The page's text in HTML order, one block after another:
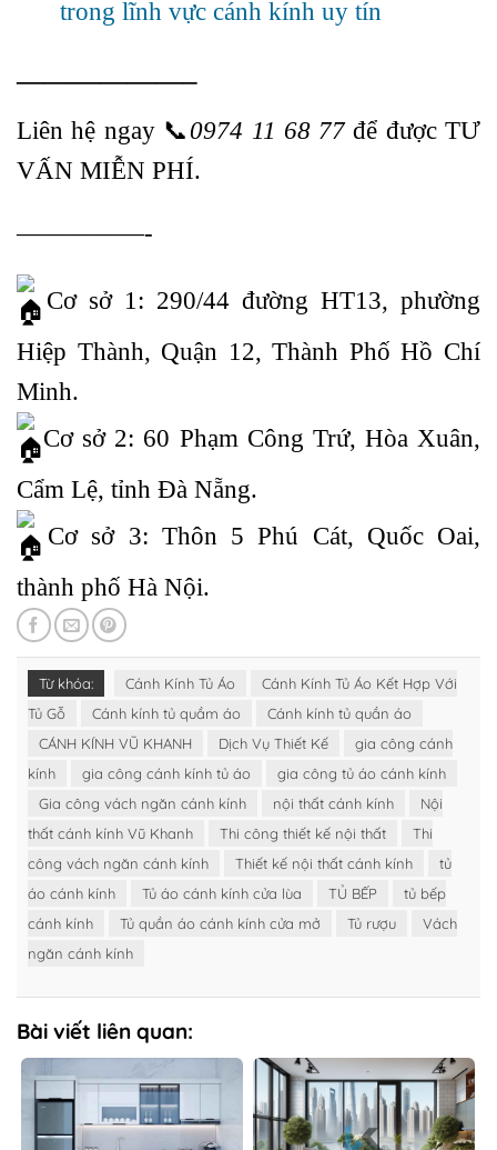
trong lĩnh vực cánh kính uy tín
——————–
Liên hệ ngay 📞0974 11 68 77để được TƯ
VẤN MIỄN PHÍ.
—————-
Cơ sở 1: 290/44 đường HT13, phường
Hiệp Thành, Quận 12, Thành Phố Hồ Chí
Minh.
Cơ sở 2: 60 Phạm Công Trứ, Hòa Xuân,
Cẩm Lệ, tỉnh Đà Nẵng.
Cơ sở 3: Thôn 5 Phú Cát, Quốc Oai,
thành phố Hà Nội.
Từ khóa: Cánh Kính Tủ Áo
Cánh Kính Tủ Áo Kết Hợp Với
Tủ Gỗ
Cánh kính tủ quầm áo
Cánh kính tủ quần áo
CÁNH KÍNH VŨ KHANH
Dịch Vụ Thiết Kế
gia công cánh
kính
gia công cánh kính tủ áo
gia công tủ áo cánh kính
Gia công vách ngăn cánh kính
nội thất cánh kính
Nội
thất cánh kính Vũ Khanh
Thi công thiết kế nội thất
Thi
công vách ngăn cánh kính
Thiết kế nội thất cánh kính
tủ
áo cánh kính
Tủ áo cánh kính cửa lùa TỦ BẾP
tủ bếp
cánh kính
Tủ quần áo cánh kính cửa mở Tủ rượu
Vách
ngăn cánh kính
Bài viết liên quan: